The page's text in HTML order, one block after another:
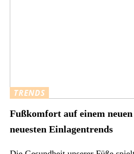
TRENDS
Fußkomfort auf einem
neuesten Einlagentrends